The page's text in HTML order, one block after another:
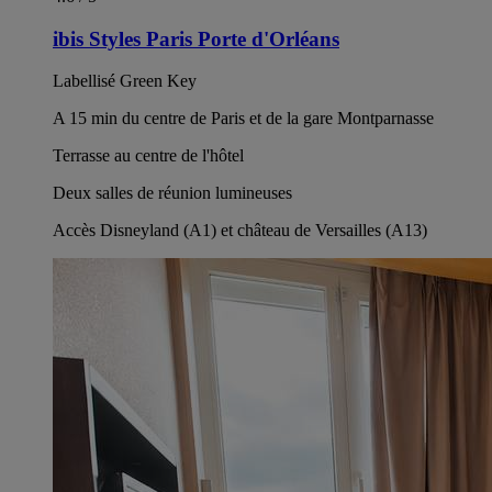
ibis Styles Paris Porte d'Orléans
Labellisé Green Key
A 15 min du centre de Paris et de la gare Montparnasse
Terrasse au centre de l'hôtel
Deux salles de réunion lumineuses
Accès Disneyland (A1) et château de Versailles (A13)